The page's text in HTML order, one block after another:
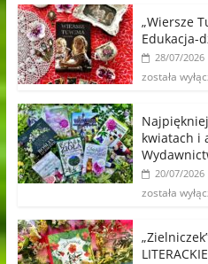
„Wiersze
Edukacja-
28/07/2026
została
kwiatach i
20/07/2026
została
LITERACKIE